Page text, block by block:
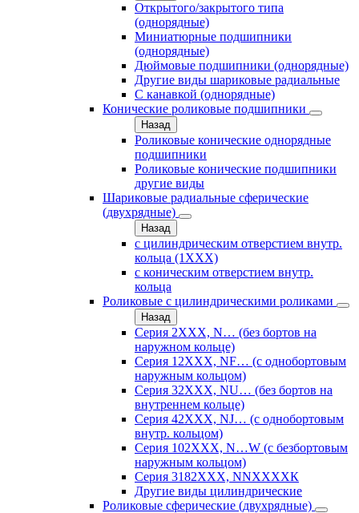
Открытого/закрытого типа
(однорядные)
Миниатюрные подшипники
(однорядные)
Дюймовые подшипники (однорядные)
Другие виды шариковые радиальные
С канавкой (однорядные)
Конические роликовые подшипники
Назад
Роликовые конические однорядные
подшипники
Роликовые конические подшипники
другие виды
Шариковые радиальные сферические
(двухрядные)
Назад
с цилиндрическим отверстием внутр.
кольца (1ХХХ)
с коническим отверстием внутр.
кольца
Роликовые с цилиндрическими роликами
Назад
Серия 2ХХХ, N… (без бортов на
наружном кольце)
Серия 12ХХХ, NF… (с однобортовым
наружным кольцом)
Серия 32ХХХ, NU… (без бортов на
внутреннем кольце)
Серия 42ХХХ, NJ… (с однобортовым
внутр. кольцом)
Серия 102ХХХ, N…W (с безбортовым
наружным кольцом)
Серия 3182ХХХ, NNХХХХК
Другие виды цилиндрические
Роликовые сферические (двухрядные)